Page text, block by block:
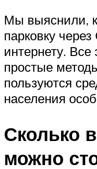
Мы выяснили,
парковку
интернету. Все
простые
пользуются
населения
Сколько
можно